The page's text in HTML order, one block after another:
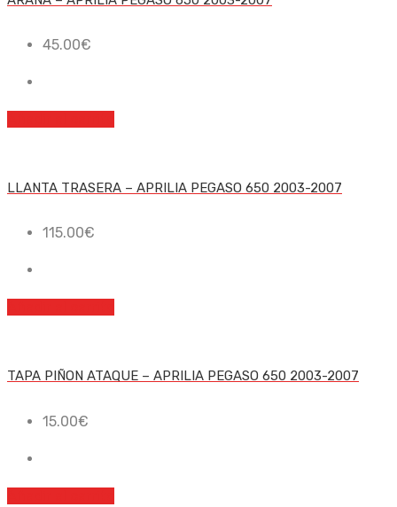
45.00€
LLANTA TRASERA – APRILIA PEGASO 650 2003-2007
115.00€
TAPA PIÑON ATAQUE – APRILIA PEGASO 650 2003-2007
15.00€